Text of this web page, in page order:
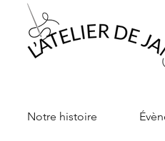
Notre histoire